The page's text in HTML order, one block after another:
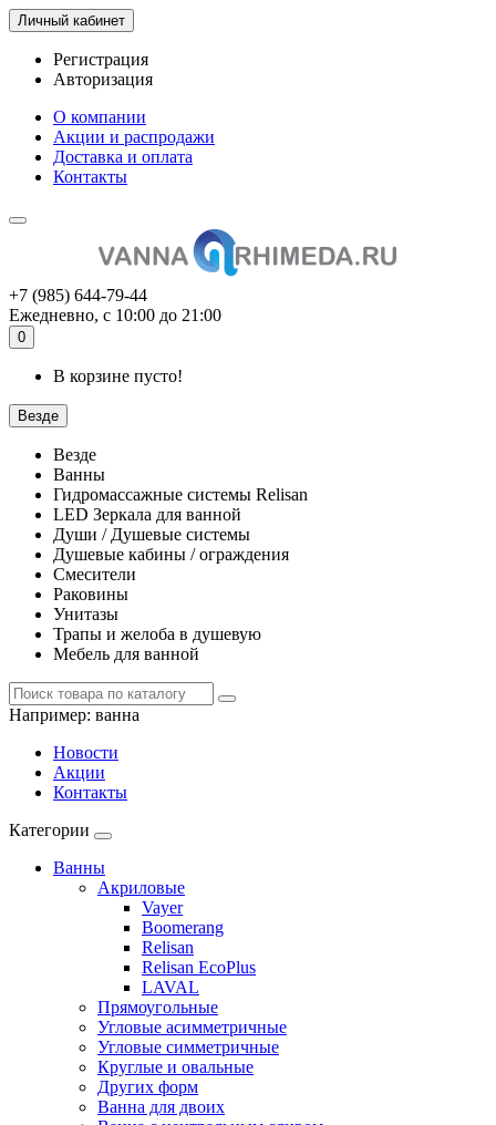
Личный кабинет
Регистрация
Авторизация
О компании
Акции и распродажи
Доставка и оплата
Контакты
+7 (985) 644-79-44
Ежедневно, с 10:00 до 21:00
0
В корзине пусто!
Везде
Везде
Ванны
Гидромассажные системы Relisan
LED Зеркала для ванной
Души / Душевые системы
Душевые кабины / ограждения
Смесители
Раковины
Унитазы
Трапы и желоба в душевую
Мебель для ванной
Например: ванна
Новости
Акции
Контакты
Категории
Ванны
Акриловые
Vayer
Boomerang
Relisan
Relisan EcoPlus
LAVAL
Прямоугольные
Угловые асимметричные
Угловые симметричные
Круглые и овальные
Других форм
Ванна для двоих